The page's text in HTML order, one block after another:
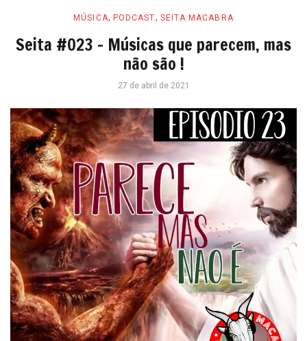
MÚSICA, PODCAST, SEITA MACABRA
Seita #023 – Músicas que parecem, mas
não são !
27 de abril de 2021